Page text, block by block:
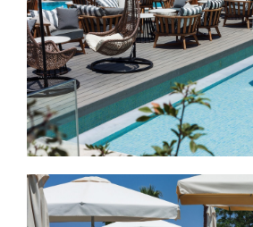
Εικόνα